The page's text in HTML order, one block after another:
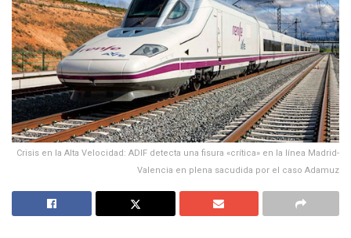
Crisis en la Alta Velocidad: ADIF detecta una fisura «crítica» en la línea Madrid-
Valencia en plena sacudida por el caso Adamuz